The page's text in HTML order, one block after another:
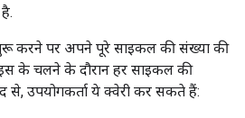
करने पर अपने पूरे साइकल की संख्या की
के चलने के दौरान हर साइकल की
से, उपयोगकर्ता ये क्वेरी कर सकते हैं: